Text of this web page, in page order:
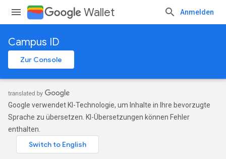
Wallet Anmelden
Campus ID
Zur Console
Google verwendet KI-Technologie, um Inhalte in Ihre bevorzugte
Sprache zu übersetzen. KI-Übersetzungen können Fehler
enthalten.